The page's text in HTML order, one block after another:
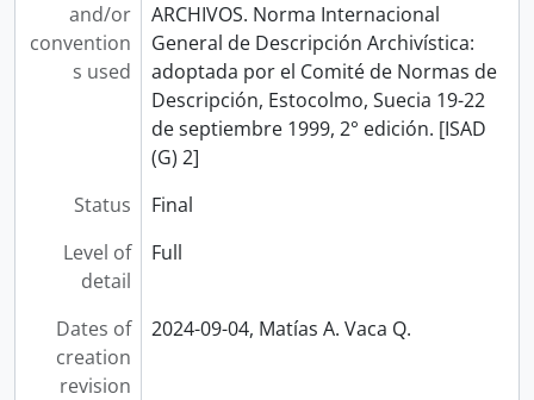
and/or
convention
s used
ARCHIVOS. Norma Internacional
General de Descripción Archivística:
adoptada por el Comité de Normas de
Descripción, Estocolmo, Suecia 19-22
de septiembre 1999, 2° edición. [ISAD
(G) 2]
Status
Final
Level of
detail
Full
Dates of
creation
revision
2024-09-04, Matías A. Vaca Q.